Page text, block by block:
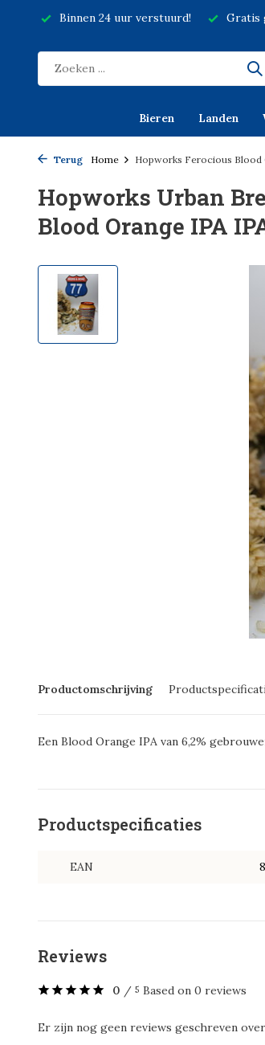
Binnen 24 uur verstuurd! Gratis
Bieren Landen
Terug Home Hopworks Ferocious Blood
Hopworks Urban
Blood Orange IPA
Productomschrijving
Een Blood Orange IPA van 6,2%
Productspecificaties
EAN
Reviews
0 / 5 Based on 0 reviews
Er zijn nog geen reviews geschreven